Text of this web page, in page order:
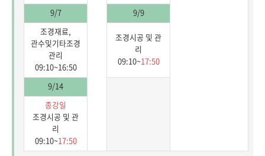
9/7
9/9
조경재료,
관수및기타조경
관리
09:10~16:50
조경시공 및 관
리
09:10~17:50
9/14
종강일
조경시공 및 관
리
09:10~17:50